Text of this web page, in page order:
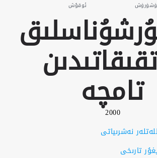
ئوقۇش
تامچە
2000
نەشرىياتى
تارىخى